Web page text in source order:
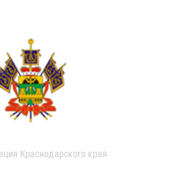
Краснодарского края